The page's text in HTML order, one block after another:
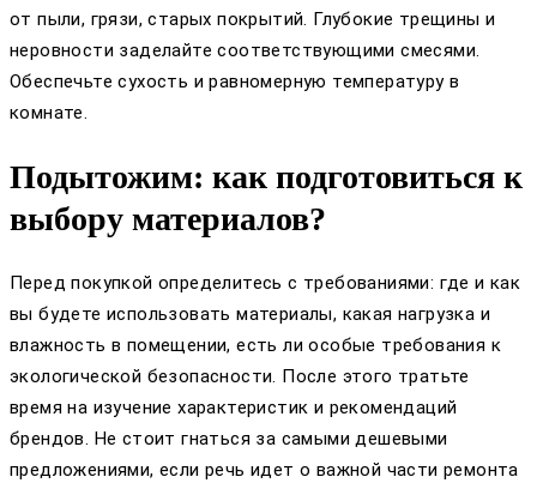
от пыли, грязи, старых покрытий. Глубокие трещины и
неровности заделайте соответствующими смесями.
Обеспечьте сухость и равномерную температуру в
комнате.
Подытожим: как подготовиться к
выбору материалов?
Перед покупкой определитесь с требованиями: где и как
вы будете использовать материалы, какая нагрузка и
влажность в помещении, есть ли особые требования к
экологической безопасности. После этого тратьте
время на изучение характеристик и рекомендаций
брендов. Не стоит гнаться за самыми дешевыми
предложениями, если речь идет о важной части ремонта